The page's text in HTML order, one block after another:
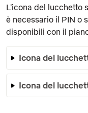
L'icona del lucchetto
è necessario il PIN o
disponibili con il
Icona del
Icona del